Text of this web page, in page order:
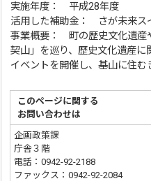
実施年度： 平成28年度
活用した補助金： さが未来ス
事業概要： 町の歴史文化遺産
契山」を巡り、歴史文化遺産
イベントを開催し、基山に住む
このページに関する
お問い合わせは
企画政策課
庁舎３階
電話：0942-92-2188
ファックス：0942-92-2084